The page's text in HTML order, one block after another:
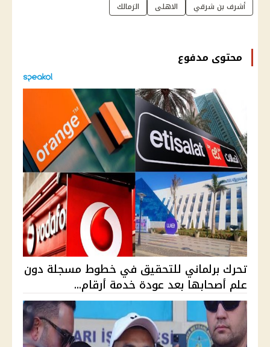
أشرف بن شرقي الاهلى الزمالك
محتوى مدفوع
تحرك برلماني للتحقيق في خطوط مسجلة دون
علم أصحابها بعد عودة خدمة أرقام...